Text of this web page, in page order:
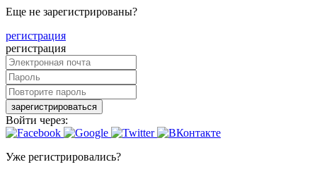
Еще не зарегистрированы?
регистрация
регистрация
зарегистрироваться
Войти через:
Уже регистрировались?